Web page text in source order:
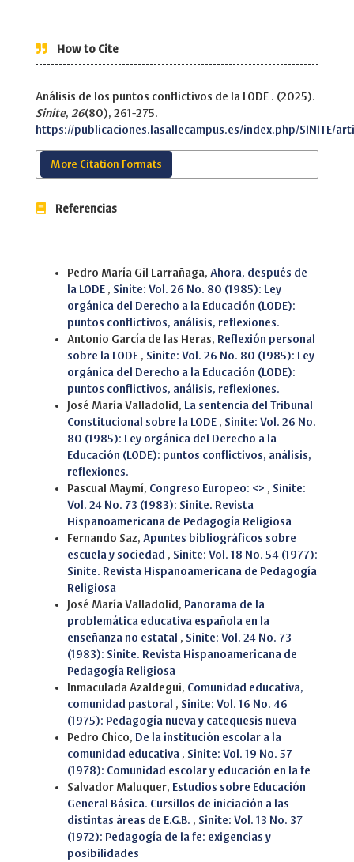
How to Cite
Análisis de los puntos conflictivos de la LODE . (2025).
Sinite, 26(80), 261-275.
https://publicaciones.lasallecampus.es/index.php/SINITE/
More Citation Formats
Referencias
Pedro María Gil Larrañaga, Ahora, después de
la LODE , Sinite: Vol. 26 No. 80 (1985): Ley
orgánica del Derecho a la Educación (LODE):
puntos conflictivos, análisis, reflexiones.
Antonio García de las Heras, Reflexión personal
sobre la LODE , Sinite: Vol. 26 No. 80 (1985): Ley
orgánica del Derecho a la Educación (LODE):
puntos conflictivos, análisis, reflexiones.
José María Valladolid, La sentencia del Tribunal
Constitucional sobre la LODE , Sinite: Vol. 26 No.
80 (1985): Ley orgánica del Derecho a la
Educación (LODE): puntos conflictivos, análisis,
reflexiones.
Pascual Maymí, Congreso Europeo: <> , Sinite:
Vol. 24 No. 73 (1983): Sinite. Revista
Hispanoamericana de Pedagogía Religiosa
Fernando Saz, Apuntes bibliográficos sobre
escuela y sociedad , Sinite: Vol. 18 No. 54 (1977):
Sinite. Revista Hispanoamericana de Pedagogía
Religiosa
José María Valladolid, Panorama de la
problemática educativa española en la
enseñanza no estatal , Sinite: Vol. 24 No. 73
(1983): Sinite. Revista Hispanoamericana de
Pedagogía Religiosa
Inmaculada Azaldegui, Comunidad educativa,
comunidad pastoral , Sinite: Vol. 16 No. 46
(1975): Pedagogía nueva y catequesis nueva
Pedro Chico, De la institución escolar a la
comunidad educativa , Sinite: Vol. 19 No. 57
(1978): Comunidad escolar y educación en la fe
Salvador Maluquer, Estudios sobre Educación
General Básica. Cursillos de iniciación a las
distintas áreas de E.G.B. , Sinite: Vol. 13 No. 37
(1972): Pedagogía de la fe: exigencias y
posibilidades